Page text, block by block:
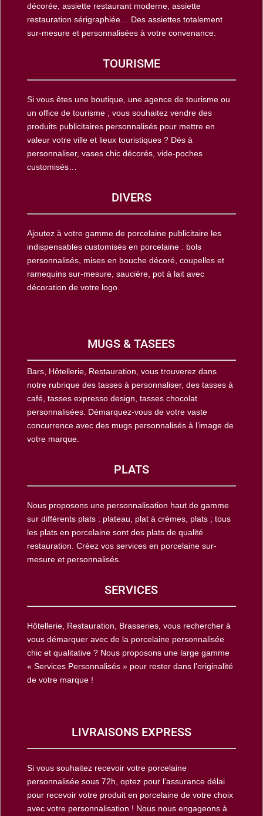
décorée, assiette restaurant moderne, assiette
restauration sérigraphiée… Des assiettes totalement
sur-mesure et personnalisées à votre convenance.
TOURISME
Si vous êtes une boutique, une agence de tourisme ou
un office de tourisme ; vous souhaitez vendre des
produits publicitaires personnalisés pour mettre en
valeur votre ville et lieux touristiques ? Dés à
personnaliser, vases chic décorés, vide-poches
customisés…
DIVERS
Ajoutez à votre gamme de porcelaine publicitaire les
indispensables customisés en porcelaine : bols
personnalisés, mises en bouche décoré, coupelles et
ramequins sur-mesure, saucière, pot à lait avec
décoration de votre logo.
MUGS & TASEES
Bars, Hôtellerie, Restauration, vous trouverez dans
notre rubrique des tasses à personnaliser, des tasses à
café, tasses expresso design, tasses chocolat
personnalisées. Démarquez-vous de votre vaste
concurrence avec des mugs personnalisés à l’image de
votre marque.
PLATS
Nous proposons une personnalisation haut de gamme
sur différents plats : plateau, plat à crèmes, plats ; tous
les plats en porcelaine sont des plats de qualité
restauration. Créez vos services en porcelaine sur-
mesure et personnalisés.
SERVICES
Hôtellerie, Restauration, Brasseries, vous rechercher à
vous démarquer avec de la porcelaine personnalisée
chic et qualitative ? Nous proposons une large gamme
« Services Personnalisés » pour rester dans l’originalité
de votre marque !
LIVRAISONS EXPRESS
Si vous souhaitez recevoir votre porcelaine
personnalisée sous 72h, optez pour l’assurance délai
pour recevoir votre produit en porcelaine de votre choix
avec votre personnalisation ! Nous nous engageons à